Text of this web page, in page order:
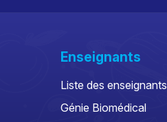
Enseignants
Liste des enseignants
Génie Biomédical